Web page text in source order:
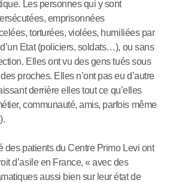
Les personnes qui y sont
emprisonnées
torturées, violées, humiliées par
Etat (policiers, soldats…), ou sans
Elles ont vu des gens tués sous
proches. Elles n’ont pas eu d’autre
derrière elles tout ce qu’elles
communauté, amis, parfois même
des patients du Centre Primo Levi ont
d’asile en France, « avec des
aussi bien sur leur état de